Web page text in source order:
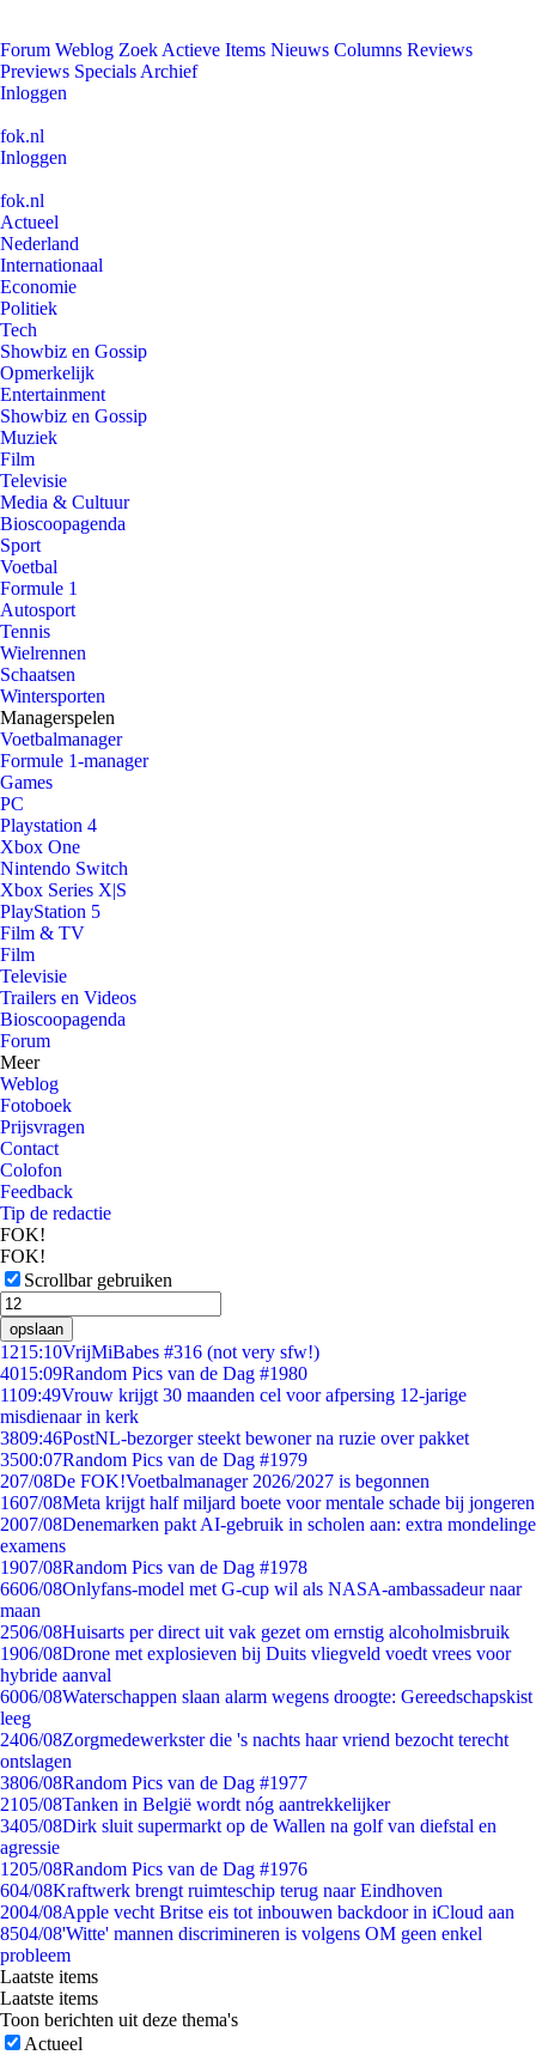
Forum Weblog Zoek Actieve Items Nieuws Columns Reviews
Previews Specials Archief
Inloggen
fok.nl
Inloggen
fok.nl
Actueel
Nederland
Internationaal
Economie
Politiek
Tech
Showbiz en Gossip
Opmerkelijk
Entertainment
Showbiz en Gossip
Muziek
Film
Televisie
Media & Cultuur
Bioscoopagenda
Sport
Voetbal
Formule 1
Autosport
Tennis
Wielrennen
Schaatsen
Wintersporten
Managerspelen
Voetbalmanager
Formule 1-manager
Games
PC
Playstation 4
Xbox One
Nintendo Switch
Xbox Series X|S
PlayStation 5
Film & TV
Film
Televisie
Trailers en Videos
Bioscoopagenda
Forum
Meer
Weblog
Fotoboek
Prijsvragen
Contact
Colofon
Feedback
Tip de redactie
FOK!
FOK!
Scrollbar gebruiken
opslaan
1215:10VrijMiBabes #316 (not very sfw!)
4015:09Random Pics van de Dag #1980
1109:49Vrouw krijgt 30 maanden cel voor afpersing 12-jarige
misdienaar in kerk
3809:46PostNL-bezorger steekt bewoner na ruzie over pakket
3500:07Random Pics van de Dag #1979
207/08De FOK!Voetbalmanager 2026/2027 is begonnen
1607/08Meta krijgt half miljard boete voor mentale schade bij jongeren
2007/08Denemarken pakt AI-gebruik in scholen aan: extra mondelinge
examens
1907/08Random Pics van de Dag #1978
6606/08Onlyfans-model met G-cup wil als NASA-ambassadeur naar
maan
2506/08Huisarts per direct uit vak gezet om ernstig alcoholmisbruik
1906/08Drone met explosieven bij Duits vliegveld voedt vrees voor
hybride aanval
6006/08Waterschappen slaan alarm wegens droogte: Gereedschapskist
leeg
2406/08Zorgmedewerkster die 's nachts haar vriend bezocht terecht
ontslagen
3806/08Random Pics van de Dag #1977
2105/08Tanken in België wordt nóg aantrekkelijker
3405/08Dirk sluit supermarkt op de Wallen na golf van diefstal en
agressie
1205/08Random Pics van de Dag #1976
604/08Kraftwerk brengt ruimteschip terug naar Eindhoven
2004/08Apple vecht Britse eis tot inbouwen backdoor in iCloud aan
8504/08'Witte' mannen discrimineren is volgens OM geen enkel
probleem
Laatste items
Laatste items
Toon berichten uit deze thema's
Actueel